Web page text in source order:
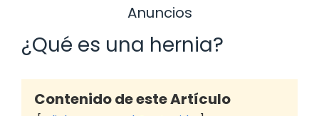
Anuncios
¿Qué es una hernia?
Contenido de este Artículo